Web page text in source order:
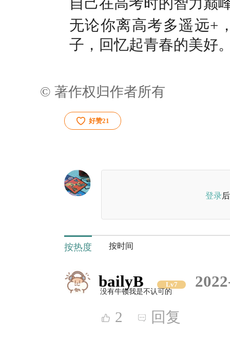
无论你离高考多遥远+
子，回忆起青春的美好
© 著作权归作者所有
好赞21
登录
按热度 按时间
bailyB Lv7
没有牛顿我是不认可的
2 回复